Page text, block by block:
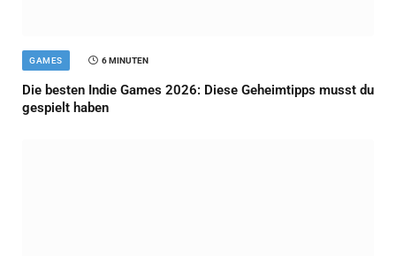
GAMES 6 MINUTEN
Die besten Indie Games 2026: Diese Geheimtipps musst du
gespielt haben